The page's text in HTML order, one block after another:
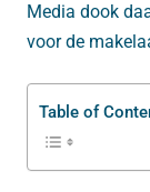
Media dook
voor de
Table of